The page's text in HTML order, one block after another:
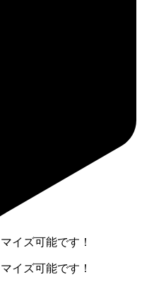
イズ可能です！
イズ可能です！